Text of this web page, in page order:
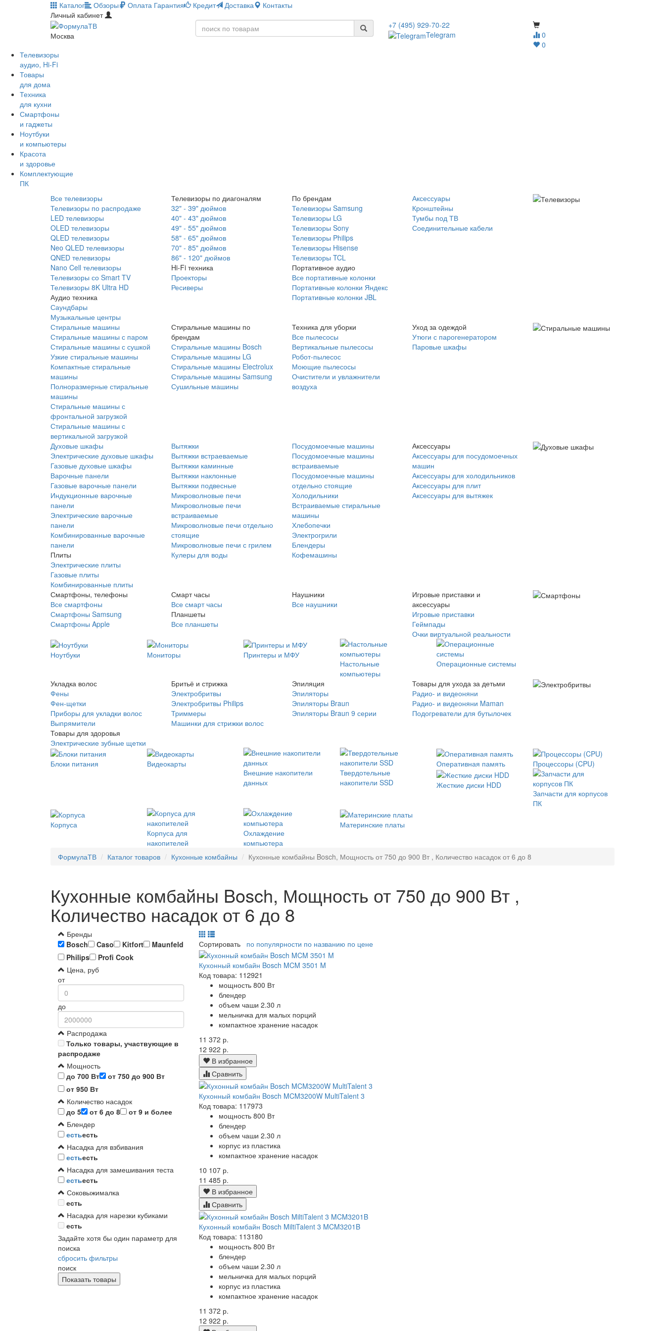
Каталог Обзоры Оплата Гарантия Кредит Доставка
Контакты
Личный кабинет
Москва
0
0
+7 (495) 929-70-22
Telegram
Телевизоры
аудио, Hi-Fi
Товары
для дома
Техника
для кухни
Смартфоны
и гаджеты
Ноутбуки
и компьютеры
Красота
и здоровье
Комплектующие
ПК
Все телевизоры
Телевизоры по распродаже
LED телевизоры
OLED телевизоры
QLED телевизоры
Neo QLED телевизоры
QNED телевизоры
Nano Cell телевизоры
Телевизоры со Smart TV
Телевизоры 8K Ultra HD
Аудио техника
Саундбары
Музыкальные центры
Телевизоры по диагоналям
32" - 39" дюймов
40" - 43" дюймов
49" - 55" дюймов
58" - 65" дюймов
70" - 85" дюймов
86" - 120" дюймов
Hi-Fi техника
Проекторы
Ресиверы
По брендам
Телевизоры Samsung
Телевизоры LG
Телевизоры Sony
Телевизоры Philips
Телевизоры Hisense
Телевизоры TCL
Портативное аудио
Все портативные колонки
Портативные колонки Яндекс
Портативные колонки JBL
Аксессуары
Кронштейны
Тумбы под ТВ
Соединительные кабели
Стиральные машины
Стиральные машины с паром
Стиральные машины с сушкой
Узкие стиральные машины
Компактные стиральные
машины
Полноразмерные стиральные
машины
Стиральные машины с
фронтальной загрузкой
Стиральные машины с
вертикальной загрузкой
Стиральные машины по
брендам
Стиральные машины Bosch
Стиральные машины LG
Стиральные машины Electrolux
Стиральные машины Samsung
Сушильные машины
Техника для уборки
Все пылесосы
Вертикальные пылесосы
Робот-пылесос
Моющие пылесосы
Очистители и увлажнители
воздуха
Уход за одеждой
Утюги с парогенератором
Паровые шкафы
Духовые шкафы
Электрические духовые шкафы
Газовые духовые шкафы
Варочные панели
Газовые варочные панели
Индукционные варочные
панели
Электрические варочные
панели
Комбинированные варочные
панели
Плиты
Электрические плиты
Газовые плиты
Комбинированные плиты
Вытяжки
Вытяжки встраеваемые
Вытяжки каминные
Вытяжки наклонные
Вытяжки подвесные
Микроволновые печи
Микроволновые печи
встраиваемые
Микроволновые печи отдельно
стоящие
Микроволновые печи с грилем
Кулеры для воды
Посудомоечные машины
Посудомоечные машины
встраиваемые
Посудомоечные машины
отдельно стоящие
Холодильники
Встраиваемые стиральные
машины
Хлебопечки
Электрогрили
Блендеры
Кофемашины
Аксессуары
Аксессуары для посудомоечных
машин
Аксессуары для холодильников
Аксессуары для плит
Аксессуары для вытяжек
Смартфоны, телефоны
Все смартфоны
Смартфоны Samsung
Смартфоны Apple
Смарт часы
Все смарт часы
Планшеты
Все планшеты
Наушники
Все наушники
Игровые приставки и
аксессуары
Игровые приставки
Геймпады
Очки виртуальной реальности
Ноутбуки Мониторы
Принтеры и МФУ
Настольные
компьютеры
Операционные системы
Укладка волос
Фены
Фен-щетки
Приборы для укладки волос
Выпрямители
Товары для здоровья
Электрические зубные щетки
Бритьё и стрижка
Электробритвы
Электробритвы Philips
Триммеры
Машинки для стрижки волос
Эпиляция
Эпиляторы
Эпиляторы Braun
Эпиляторы Braun 9 серии
Товары для ухода за детьми
Радио- и видеоняни
Радио- и видеоняни Maman
Подогреватели для бутылочек
Блоки питания
Видеокарты
Внешние накопители
данных
Твердотельные
накопители SSD
Оперативная память Процессоры (CPU)
Жесткие диски HDD
Запчасти для корпусов
ПК
Корпуса
Корпуса для
накопителей
Охлаждение
компьютера
Материнские платы
ФормулаТВ Каталог товаров Кухонные комбайны Кухонные комбайны Bosch, Мощность от 750 до 900 Вт , Количество насадок от 6 до 8
Кухонные комбайны Bosch, Мощность от 750 до 900 Вт ,
Количество насадок от 6 до 8
Бренды
Bosch
Caso Kitfort
Maunfeld
Philips
Profi Cook
Цена, руб
от
до
Распродажа
Только товары, участвующие в
распродаже
Мощность
до 700 Вт
от 750 до 900 Вт
от 950 Вт
Количество насадок
до 5
от 6 до 8
от 9 и более
Блендер
естьесть
Насадка для взбивания
естьесть
Насадка для замешивания теста
естьесть
Соковыжималка
есть
Насадка для нарезки кубиками
есть
Задайте хотя бы один параметр для
поиска
сбросить фильтры
поиск
Сортировать по популярности по названию по цене
Кухонный комбайн Bosch MCM 3501 M
Код товара: 112921
мощность 800 Вт
блендер
объем чаши 2.30 л
мельничка для малых порций
компактное хранение насадок
11 372 р.
12 922 р.
В избранное
Сравнить
Кухонный комбайн Bosch MCM3200W MultiTalent 3
Код товара: 117973
мощность 800 Вт
блендер
объем чаши 2.30 л
корпус из пластика
компактное хранение насадок
10 107 р.
11 485 р.
В избранное
Сравнить
Кухонный комбайн Bosch MiltiTalent 3 MCM3201B
Код товара: 113180
мощность 800 Вт
блендер
объем чаши 2.30 л
мельничка для малых порций
корпус из пластика
компактное хранение насадок
11 372 р.
12 922 р.